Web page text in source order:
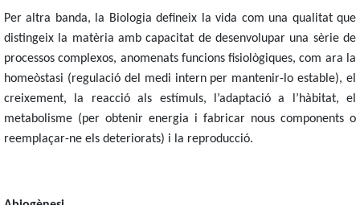
Per altra banda, la Biologia defineix la vida com una qualitat que
distingeix la matèria amb capacitat de desenvolupar una sèrie de
processos complexos, anomenats funcions fisiològiques, com ara la
homeòstasi (regulació del medi intern per mantenir-lo estable), el
creixement, la reacció als estímuls, l’adaptació a l’hàbitat, el
metabolisme (per obtenir energia i fabricar nous components o
reemplaçar-ne els deteriorats) i la reproducció.